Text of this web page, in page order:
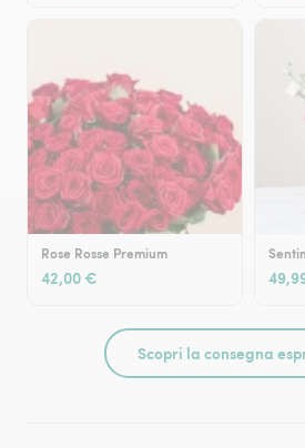
Rose Rosse Premium
42,00 €
Scopri la consegna